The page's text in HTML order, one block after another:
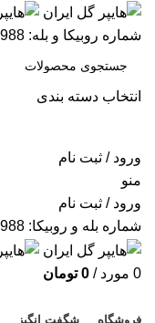
شماره روبیکا و بله: 09128870988
انتخاب دسته بندی
ورود / ثبت نام
منو
ورود / ثبت نام
شماره بله و روبیکا: 09128870988
0 مورد /
0 تومان
فروشگاه شگفت انگیز